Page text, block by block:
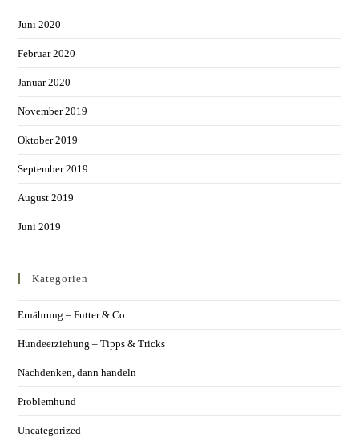
Juni 2020
Februar 2020
Januar 2020
November 2019
Oktober 2019
September 2019
August 2019
Juni 2019
Kategorien
Ernährung – Futter & Co.
Hundeerziehung – Tipps & Tricks
Nachdenken, dann handeln
Problemhund
Uncategorized